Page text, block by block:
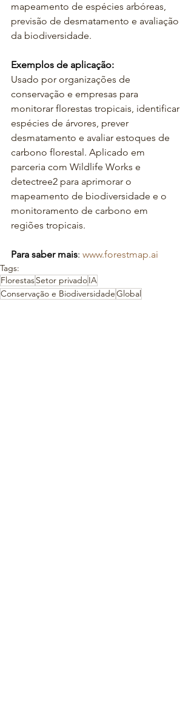
mapeamento de espécies arbóreas,
previsão de desmatamento e avaliação
da biodiversidade.
Exemplos de aplicação:
Usado por organizações de
conservação e empresas para
monitorar florestas tropicais, identificar
espécies de árvores, prever
desmatamento e avaliar estoques de
carbono florestal. Aplicado em
parceria com Wildlife Works e
detectree2 para aprimorar o
mapeamento de biodiversidade e o
monitoramento de carbono em
regiões tropicais.
Para saber mais: www.forestmap.ai
Tags:
FlorestasSetor privadoIA
Conservação e BiodiversidadeGlobal